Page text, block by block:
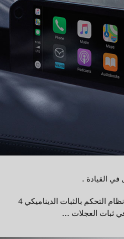
في القيادة .
في الوقت الذي يقوم فيه نظام التحكم بالثبات الديناميكي 4
ثبات العجلات ...